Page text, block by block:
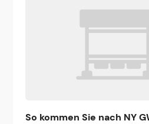
So kommen Sie nach NY